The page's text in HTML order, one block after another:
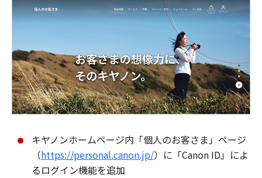
キヤノンホームページ内「個人のお客さま」ページ
（https://personal.canon.jp/）に「Canon ID」によ
るログイン機能を追加